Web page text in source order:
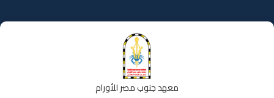
إلى
المحتوى
معهد جنوب مصر للأورام